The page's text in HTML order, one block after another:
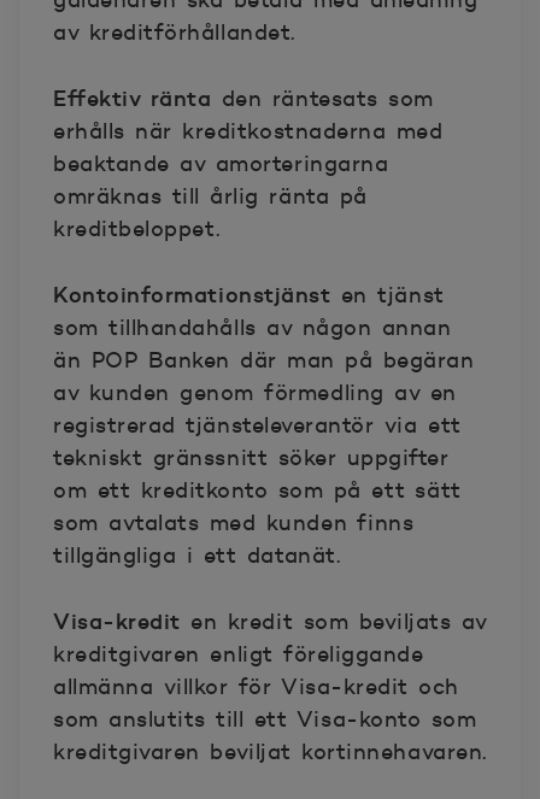
av kreditförhållandet.
Effektiv ränta den räntesats som
erhålls när kreditkostnaderna med
beaktande av amorteringarna
omräknas till årlig ränta på
kreditbeloppet.
Kontoinformationstjänst en tjänst
som tillhandahålls av någon annan
än POP Banken där man på begäran
av kunden genom förmedling av en
registrerad tjänsteleverantör via ett
tekniskt gränssnitt söker uppgifter
om ett kreditkonto som på ett sätt
som avtalats med kunden finns
tillgängliga i ett datanät.
Visa-kredit en kredit som beviljats av
kreditgivaren enligt föreliggande
allmänna villkor för Visa-kredit och
som anslutits till ett Visa-konto som
kreditgivaren beviljat kortinnehavaren.